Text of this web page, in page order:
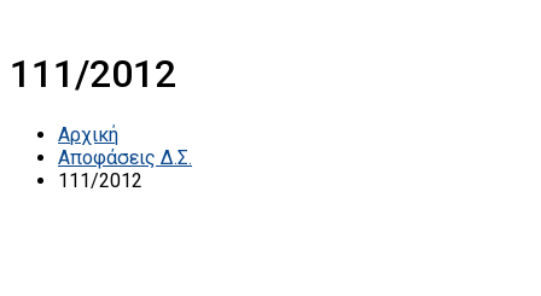
111/2012
Αρχική
Αποφάσεις Δ.Σ.
111/2012